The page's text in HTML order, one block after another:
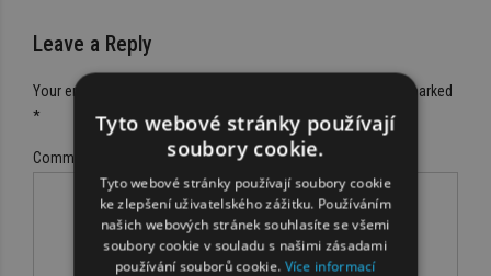
Leave a Reply
Your email address will not be published. Required fields are marked
*
Comment
Tyto webové stránky používají
soubory cookie.
Tyto webové stránky používají soubory cookie
ke zlepšení uživatelského zážitku. Používáním
našich webových stránek souhlasíte se všemi
soubory cookie v souladu s našimi zásadami
používání souborů cookie. Více informací